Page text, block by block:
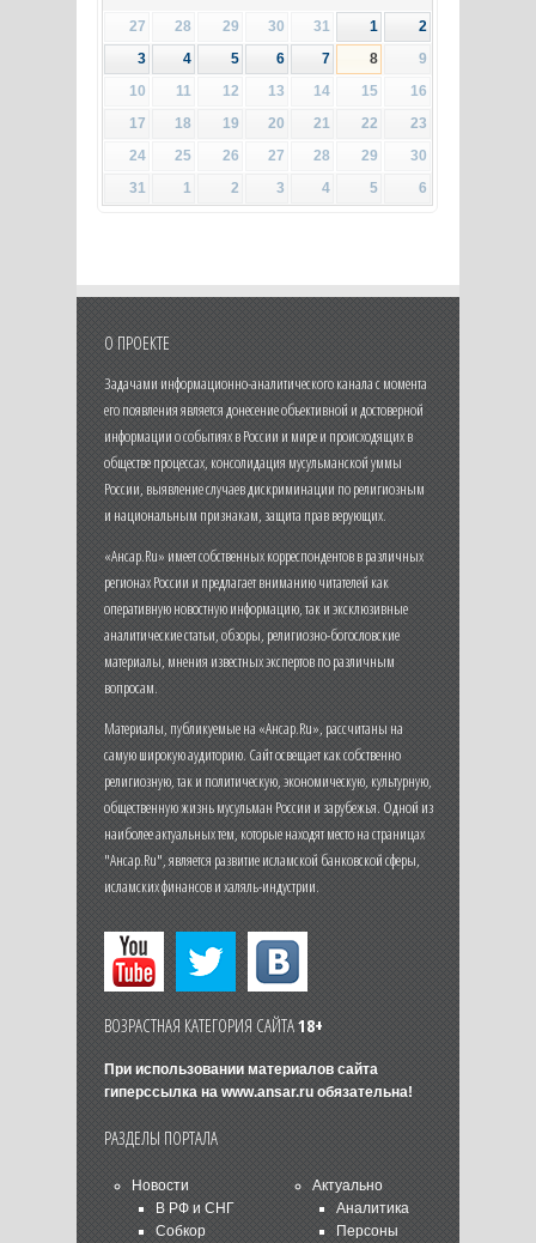
27 28 29 30 31 1
2
3
4 5 6 7 8
9
10
11 12 13 14 15
16
17
18 19 20 21 22
23
24
25 26 27 28 29
30
31
1 2 3 4 5 6
О ПРОЕКТЕ
Задачами информационно-аналитического канала с момента
его появления является донесение объективной и достоверной
информации о событиях в России и мире и происходящих в
обществе процессах, консолидация мусульманской уммы
России, выявление случаев дискриминации по религиозным
и национальным признакам, защита прав верующих.
«Ансар.Ru» имеет собственных корреспондентов в различных
регионах России и предлагает вниманию читателей как
оперативную новостную информацию, так и эксклюзивные
аналитические статьи, обзоры, религиозно-богословские
материалы, мнения известных экспертов по различным
вопросам.
Материалы, публикуемые на «Ансар.Ru», рассчитаны на
самую широкую аудиторию. Сайт освещает как собственно
религиозную, так и политическую, экономическую, культурную,
общественную жизнь мусульман России и зарубежья. Одной из
наиболее актуальных тем, которые находят место на страницах
"Ансар.Ru", является развитие исламской банковской сферы,
исламских финансов и халяль-индустрии.
ВОЗРАСТНАЯ КАТЕГОРИЯ САЙТА18+
При использовании материалов сайта
гиперссылка на www.ansar.ruобязательна!
РАЗДЕЛЫ ПОРТАЛА
Новости
В РФ и СНГ
Собкор
Актуально
Аналитика
Персоны